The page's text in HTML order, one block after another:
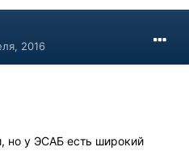
2016
но у ЭСАБ есть широкий